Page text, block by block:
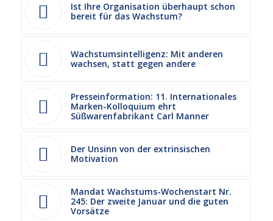
Ist Ihre Organisation überhaupt schon
bereit für das Wachstum?
Wachstumsintelligenz: Mit anderen
wachsen, statt gegen andere
Presseinformation: 11. Internationales
Marken-Kolloquium ehrt
Süßwarenfabrikant Carl Manner
Der Unsinn von der extrinsischen
Motivation
Mandat Wachstums-Wochenstart Nr.
245: Der zweite Januar und die guten
Vorsätze